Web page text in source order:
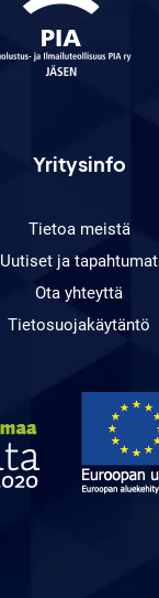
Yritysinfo
Tietoa meistä
Uutiset ja tapahtumat
Ota yhteyttä
Tietosuojakäytäntö